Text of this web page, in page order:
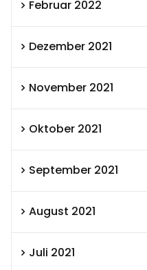
Februar 2022
Dezember 2021
November 2021
Oktober 2021
September 2021
August 2021
Juli 2021